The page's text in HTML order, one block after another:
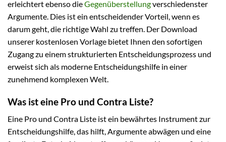
erleichtert ebenso dieGegenüberstellungverschiedenster
Argumente. Dies ist ein entscheidender Vorteil, wenn es
darum geht, die richtige Wahl zu treffen. Der Download
unserer kostenlosen Vorlage bietet Ihnen den sofortigen
Zugang zu einem strukturierten Entscheidungsprozess und
erweist sich als moderne Entscheidungshilfe in einer
zunehmend komplexen Welt.
Was ist eine Pro und Contra Liste?
Eine Pro und Contra Liste ist ein bewährtes Instrument zur
Entscheidungshilfe, das hilft, Argumente abwägen und eine